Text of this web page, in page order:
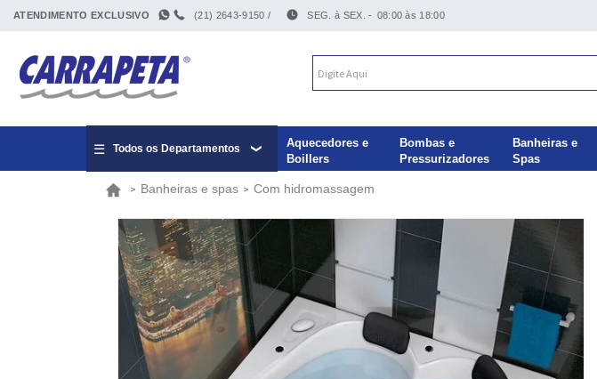
ATENDIMENTO EXCLUSIVO (21) 2643-9150 / SEG. à SEX. - 08:00 às 18:00
Todos os Departamentos
Aquecedores e
Boillers
Bombas e
Pressurizadores
Banheiras e
Spas
Banheiras e spas Com hidromassagem